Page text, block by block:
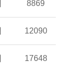
8869
12090
17648